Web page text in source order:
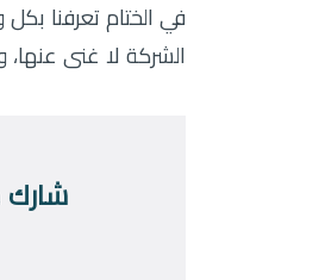
في الختام تعرفنا
الشركة لا غنى
شارك